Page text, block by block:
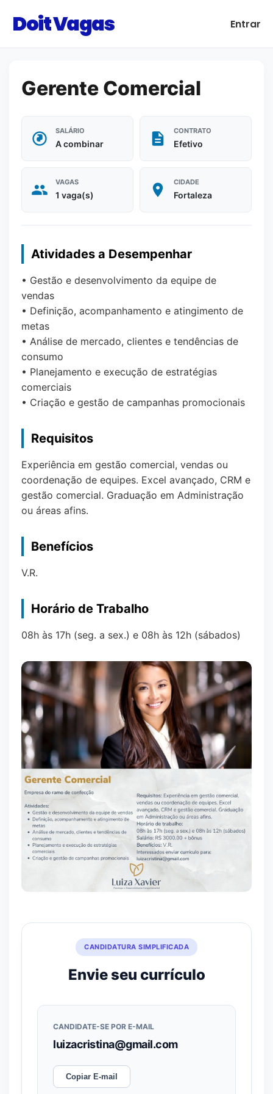
Doit Vagas Entrar
Gerente Comercial
SALÁRIO
A combinar
CONTRATO
Efetivo
VAGAS
1 vaga(s)
CIDADE
Fortaleza
Atividades a Desempenhar
• Gestão e desenvolvimento da equipe de
vendas
• Definição, acompanhamento e atingimento de
metas
• Análise de mercado, clientes e tendências de
consumo
• Planejamento e execução de estratégias
comerciais
• Criação e gestão de campanhas promocionais
Requisitos
Experiência em gestão comercial, vendas ou
coordenação de equipes. Excel avançado, CRM e
gestão comercial. Graduação em Administração
ou áreas afins.
Benefícios
V.R.
Horário de Trabalho
08h às 17h (seg. a sex.) e 08h às 12h (sábados)
CANDIDATURA SIMPLIFICADA
Envie seu currículo
CANDIDATE-SE POR E-MAIL
luizacristina@gmail.com
Copiar E-mail